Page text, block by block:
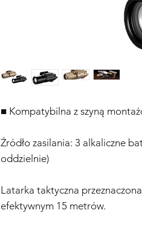
■ Kompatybilna z szyną
Źródło zasilania: 3 alkaliczne
oddzielnie)
Latarka taktyczna
efektywnym 15 metrów.